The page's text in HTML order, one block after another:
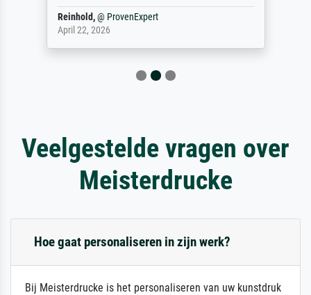
Reinhold,@ ProvenExpert
April 22, 2026
Veelgestelde vragen over
Meisterdrucke
Hoe gaat personaliseren in zijn werk?
Bij Meisterdrucke is het personaliseren van uw kunstdruk